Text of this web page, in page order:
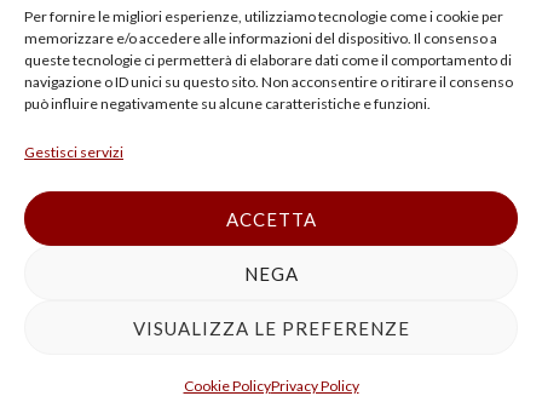
Per fornire le migliori esperienze, utilizziamo tecnologie come i cookie per
memorizzare e/o accedere alle informazioni del dispositivo. Il consenso a
queste tecnologie ci permetterà di elaborare dati come il comportamento di
navigazione o ID unici su questo sito. Non acconsentire o ritirare il consenso
può influire negativamente su alcune caratteristiche e funzioni.
Gestisci servizi
ACCETTA
NEGA
VISUALIZZA LE PREFERENZE
Cookie PolicyPrivacy Policy
O
L
O
N
A
VIOLENZA SESSUALE MEDICO PARAMEDICO
AVVOCATO DIFENDE
Avvocato esperto in bancarotta fraudolenta a Bologna,
Modena e Ravenna: difesa penale completa per il processo
GRUPPI FACE E REATI PER PUBBLICAZIONE IMMAGINI
NUDO
delitto di trasferimento fraudolento di valori di cui all’art.